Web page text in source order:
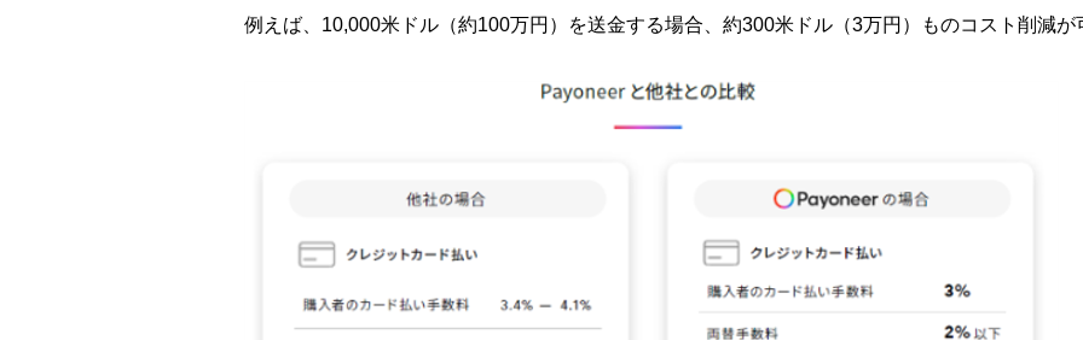
例えば、10,000米ドル（約100万円）を送金する場合、約300米ドル（3万円）ものコスト削減が